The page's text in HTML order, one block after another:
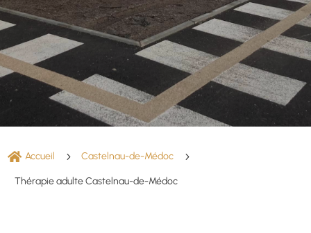
 Accueil 5 Castelnau-de-Médoc 5
Thérapie adulte Castelnau-de-Médoc